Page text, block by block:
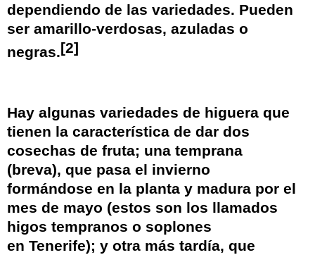
dependiendo de las variedades. Pueden
ser amarillo-verdosas, azuladas o
negras.[2]
Hay algunas variedades de higuera que
tienen la característica de dar dos
cosechas de fruta; una temprana
(breva), que pasa el invierno
formándose en la planta y madura por el
mes de mayo (estos son los llamados
higos tempranos o soplones
en Tenerife); y otra más tardía, que